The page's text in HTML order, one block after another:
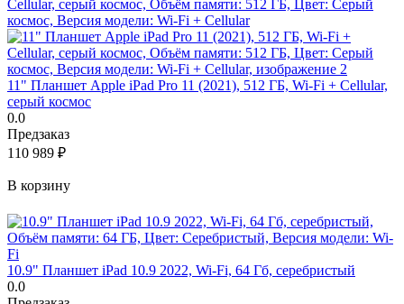
11" Планшет Apple iPad Pro 11 (2021), 512 ГБ, Wi-Fi + Cellular,
серый космос
0.0
Предзаказ
110 989 ₽
В корзину
10.9" Планшет iPad 10.9 2022, Wi-Fi, 64 Гб, серебристый
0.0